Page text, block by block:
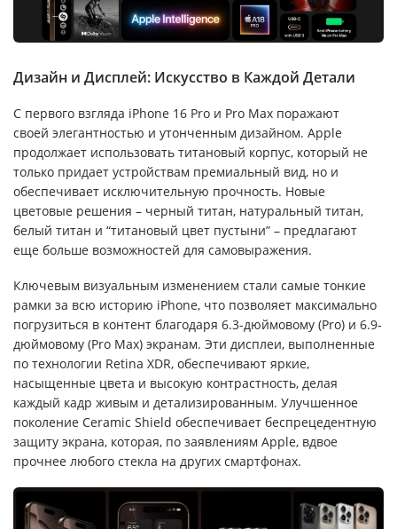
Дизайн и Дисплей: Искусство в Каждой Детали
С первого взгляда iPhone 16 Pro и Pro Max поражают
своей элегантностью и утонченным дизайном. Apple
продолжает использовать титановый корпус, который не
только придает устройствам премиальный вид, но и
обеспечивает исключительную прочность. Новые
цветовые решения – черный титан, натуральный титан,
белый титан и “титановый цвет пустыни” – предлагают
еще больше возможностей для самовыражения.
Ключевым визуальным изменением стали самые тонкие
рамки за всю историю iPhone, что позволяет максимально
погрузиться в контент благодаря 6.3-дюймовому (Pro) и 6.9-
дюймовому (Pro Max) экранам. Эти дисплеи, выполненные
по технологии Retina XDR, обеспечивают яркие,
насыщенные цвета и высокую контрастность, делая
каждый кадр живым и детализированным. Улучшенное
поколение Ceramic Shield обеспечивает беспрецедентную
защиту экрана, которая, по заявлениям Apple, вдвое
прочнее любого стекла на других смартфонах.